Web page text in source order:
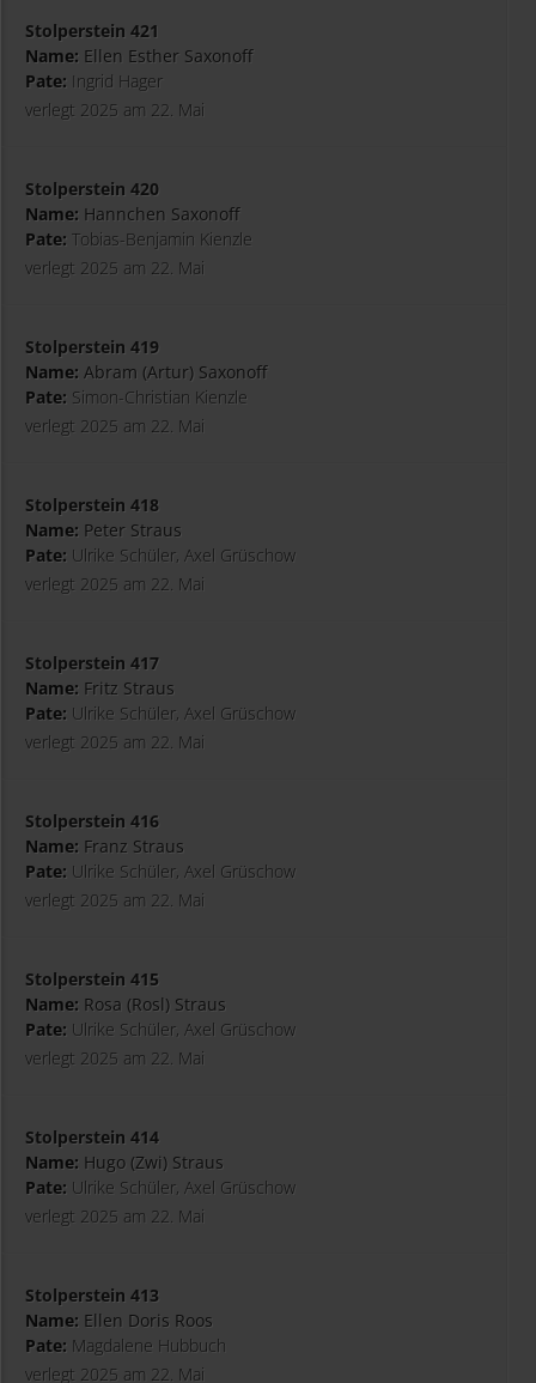
Stolperstein 421
Name: Ellen Esther Saxonoff
Pate: Ingrid Hager
verlegt 2025 am 22. Mai
Stolperstein 420
Name: Hannchen Saxonoff
Pate: Tobias-Benjamin Kienzle
verlegt 2025 am 22. Mai
Stolperstein 419
Name: Abram (Artur) Saxonoff
Pate: Simon-Christian Kienzle
verlegt 2025 am 22. Mai
Stolperstein 418
Name: Peter Straus
Pate: Ulrike Schüler, Axel Grüschow
verlegt 2025 am 22. Mai
Stolperstein 417
Name: Fritz Straus
Pate: Ulrike Schüler, Axel Grüschow
verlegt 2025 am 22. Mai
Stolperstein 416
Name: Franz Straus
Pate: Ulrike Schüler, Axel Grüschow
verlegt 2025 am 22. Mai
Stolperstein 415
Name: Rosa (Rosl) Straus
Pate: Ulrike Schüler, Axel Grüschow
verlegt 2025 am 22. Mai
Stolperstein 414
Name: Hugo (Zwi) Straus
Pate: Ulrike Schüler, Axel Grüschow
verlegt 2025 am 22. Mai
Stolperstein 413
Name: Ellen Doris Roos
Pate: Magdalene Hubbuch
verlegt 2025 am 22. Mai